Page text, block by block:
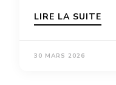
LIRE LA SUITE
30 MARS 2026